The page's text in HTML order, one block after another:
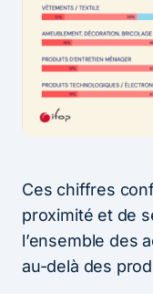
Ces chiffres
proximité et de
l’ensemble des
au-delà des